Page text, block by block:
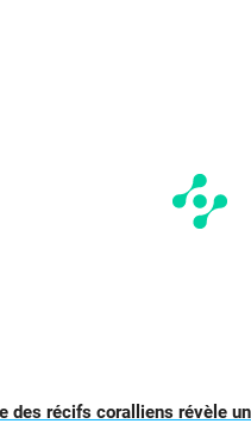
des récifs coralliens révèle